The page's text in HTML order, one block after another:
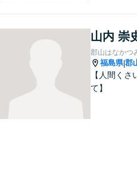
も可能】
山内 崇
郡山はなかつ
福島県|郡
【人間く
て】